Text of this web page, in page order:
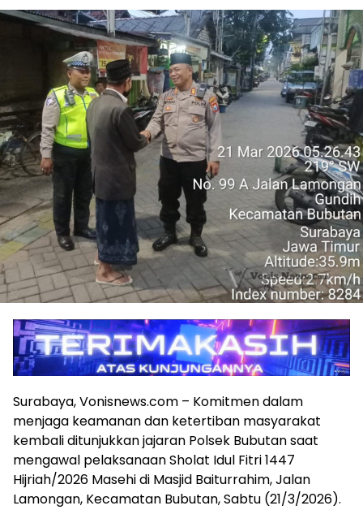
Surabaya, Vonisnews.com – Komitmen dalam
menjaga keamanan dan ketertiban masyarakat
kembali ditunjukkan jajaran Polsek Bubutan saat
mengawal pelaksanaan Sholat Idul Fitri 1447
Hijriah/2026 Masehi di Masjid Baiturrahim, Jalan
Lamongan, Kecamatan Bubutan, Sabtu (21/3/2026).